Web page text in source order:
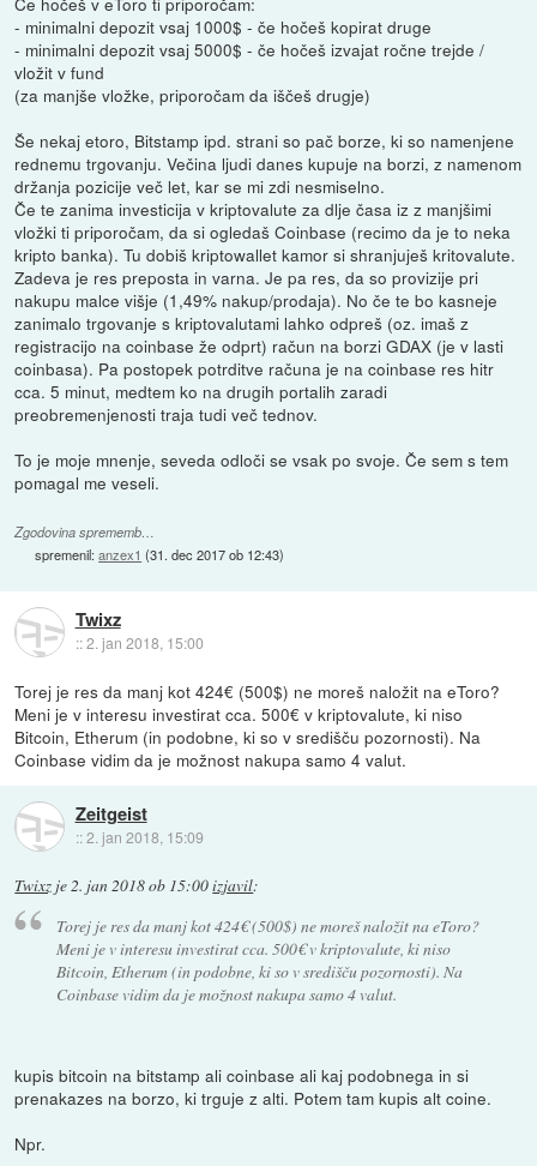
- minimalni depozit vsaj 1000$ - če hočeš kopirat druge
- minimalni depozit vsaj 5000$ - če hočeš izvajat ročne trejde /
vložit v fund
(za manjše vložke, priporočam da iščeš drugje)
Še nekaj etoro, Bitstamp ipd. strani so pač borze, ki so namenjene
rednemu trgovanju. Večina ljudi danes kupuje na borzi, z namenom
držanja pozicije več let, kar se mi zdi nesmiselno.
Če te zanima investicija v kriptovalute za dlje časa iz z manjšimi
vložki ti priporočam, da si ogledaš Coinbase (recimo da je to neka
kripto banka). Tu dobiš kriptowallet kamor si shranjuješ kritovalute.
Zadeva je res preposta in varna. Je pa res, da so provizije pri
nakupu malce višje (1,49% nakup/prodaja). No če te bo kasneje
zanimalo trgovanje s kriptovalutami lahko odpreš (oz. imaš z
registracijo na coinbase že odprt) račun na borzi GDAX (je v lasti
coinbasa). Pa postopek potrditve računa je na coinbase res hitr
cca. 5 minut, medtem ko na drugih portalih zaradi
preobremenjenosti traja tudi več tednov.
To je moje mnenje, seveda odloči se vsak po svoje. Če sem s tem
pomagal me veseli.
Zgodovina sprememb…
spremenil:anzex1 (31. dec 2017 ob 12:43)
Twixz
::2. jan 2018, 15:00
Torej je res da manj kot 424€ (500$) ne moreš naložit na eToro?
Meni je v interesu investirat cca. 500€ v kriptovalute, ki niso
Bitcoin, Etherum (in podobne, ki so v središču pozornosti). Na
Coinbase vidim da je možnost nakupa samo 4 valut.
Zeitgeist
::2. jan 2018, 15:09
Twixz je2. jan 2018 ob 15:00izjavil:
Torej je res da manj kot 424€ (500$) ne moreš naložit na eToro?
Meni je v interesu investirat cca. 500€ v kriptovalute, ki niso
Bitcoin, Etherum (in podobne, ki so v središču pozornosti). Na
Coinbase vidim da je možnost nakupa samo 4 valut.
kupis bitcoin na bitstamp ali coinbase ali kaj podobnega in si
prenakazes na borzo, ki trguje z alti. Potem tam kupis alt coine.
Npr.